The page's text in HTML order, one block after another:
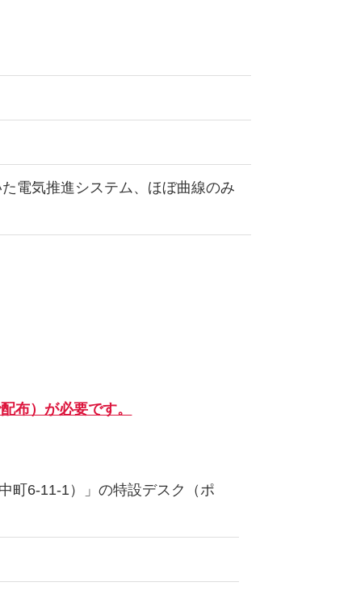
電気推進システム、ほぼ曲線のみ
布）が必要です。
町6-11-1）」の特設デスク（ポ